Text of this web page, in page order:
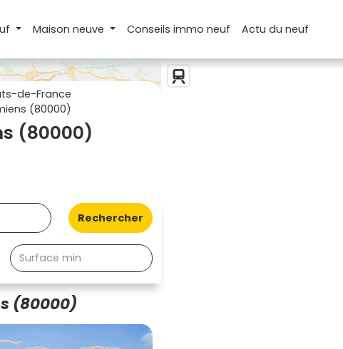
Maison neuve Conseilsimmo neuf Actudu neuf
de-France
(80000)
(80000)
Rechercher
(80000)